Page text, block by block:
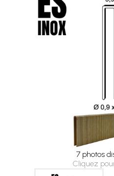
7 photos
Cliquez